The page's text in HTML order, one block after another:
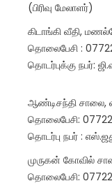
(பிரிவு மேலாளர்)
கிடாங்கி வீதி,
தொலைபேசி :
தொடர்புக்கு நபர்:
ஆண்டிசந்தி சாலை,
தொலைபேசி:
தொடர்பு நபர் :
முருகன் கோவில்
தொலைபேசி: